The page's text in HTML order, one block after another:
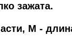
зажата.
M -